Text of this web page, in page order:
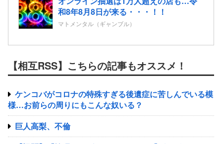
和8年8月8日が来る・・・！！
マトメンタル（ギャンブル）
【相互RSS】こちらの記事もオススメ！
ケンコバがコロナの特殊すぎる後遺症に苦しんでいる模
様…お前らの周りにもこんな奴いる？
巨人高梨、不倫